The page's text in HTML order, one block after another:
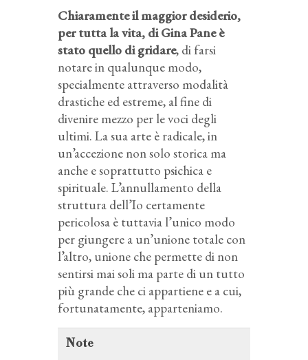
Chiaramente il maggior desiderio,
per tutta la vita, di Gina Pane è
stato quello di gridare, di farsi
notare in qualunque modo,
specialmente attraverso modalità
drastiche ed estreme, al fine di
divenire mezzo per le voci degli
ultimi. La sua arte è radicale, in
un’accezione non solo storica ma
anche e soprattutto psichica e
spirituale. L’annullamento della
struttura dell’Io certamente
pericolosa è tuttavia l’unico modo
per giungere a un’unione totale con
l’altro, unione che permette di non
sentirsi mai soli ma parte di un tutto
più grande che ci appartiene e a cui,
fortunatamente, apparteniamo.
Note